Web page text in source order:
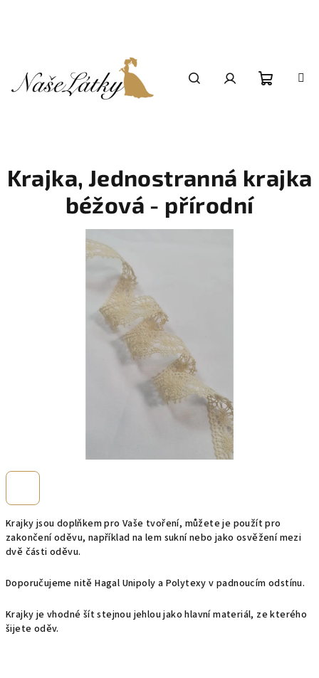
Krajky jsou doplňkem pro Vaše tvoření, můžete je použít pro
zakončení oděvu, například na lem sukní nebo jako osvěžení mezi
dvě části oděvu.
Doporučujeme nitě Hagal Unipoly a Polytexy v padnoucím odstínu.
Krajky je vhodné šít stejnou jehlou jako hlavní materiál, ze kterého
šijete oděv.
Krajka, Jednostranná krajka
béžová - přírodní